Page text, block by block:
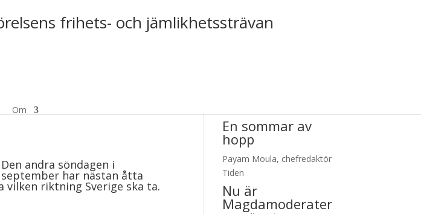
frihets- och jämlikhetssträvan
Om
Den andra söndagen i
september har nästan åtta
riktning Sverige ska ta.
En sommar av
hopp
Payam Moula, chefredaktör
Tiden
Nu är
Magdamoderater